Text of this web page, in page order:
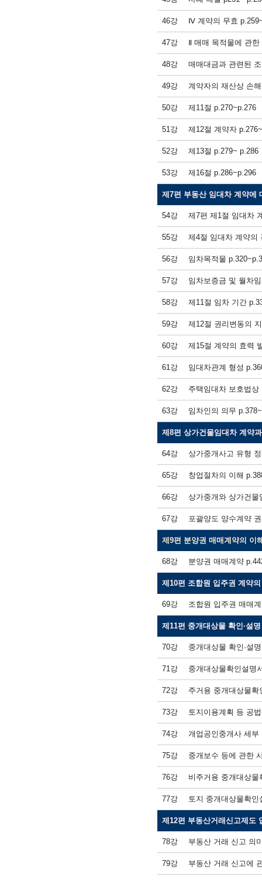
46강 Ⅳ 계약의 무효
47강 Ⅱ 매매 목적물에 관
48강 매매대금과 관련된
49강 계약자의 재산상 손
50강 제11절 p.270~p.276
51강 제12절 계약자
52강 제13절 p.279~ p.286
53강 제16절 p.286~p.296
제7편 부동산 임대차 계약에
54강 제7편 제1절 임대차
55강 제4절 임대차 계약의
56강 임차목적물
57강 임차보증금 및 월차
58강 제11절 임차 기간
59강 제12절 권리변동의
60강 제15절 계약의 효력
61강 임대차관계 형성
62강 주택임대차 보호법
63강 임차인의 의무
제8편 상가건물임대차 계약
64강 상가중개사고 유형
65강 창업절차의 이해
66강 상가중개와 상가건
67강 포괄양도 양수계약
제9편 분양권 매매계약의 이
68강 분양권 매매계약
제10편 조합원 입주권 계약
69강 조합원 입주권 매매
제11편 중개대상물 확인·설
70강 중개대상물 확인·설
71강 중개대상물확인설명
72강 주거용 중개대상물
73강 토지이용계획 등 공
74강 개업공인중개사 세
75강 중개보수 등에 관한
76강 비주거용 중개대상
77강 토지 중개대상물확
제12편 부동산거래신고제도
78강 부동산 거래 신고 의
79강 부동산 거래 신고에